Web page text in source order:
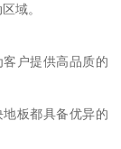
域。
户提供高品质的
板都具备优异的